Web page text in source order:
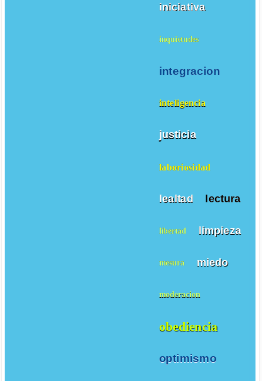
iniciativa
inquietudes
integracion
inteligencia
justicia
laboriosidad
lealtad lectura
libertad limpieza
mesura miedo
moderacion
obediencia
optimismo